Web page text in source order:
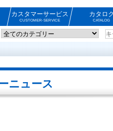
カスタマーサービス
CUSTOMER-SERVICE
カタロ
CATALOG
ニュース